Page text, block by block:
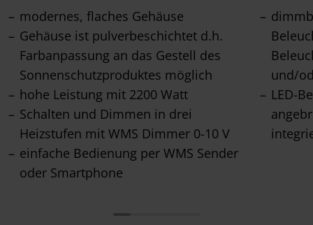
modernes, flaches Gehäuse
Gehäuse ist pulverbeschichtet d.h.
Farbanpassung an das Gestell des
Sonnenschutzproduktes möglich
hohe Leistung mit 2200 Watt
Schalten und Dimmen in drei
Heizstufen mit WMS Dimmer 0-10 V
einfache Bedienung per WMS Sender
oder Smartphone
und/
LED-